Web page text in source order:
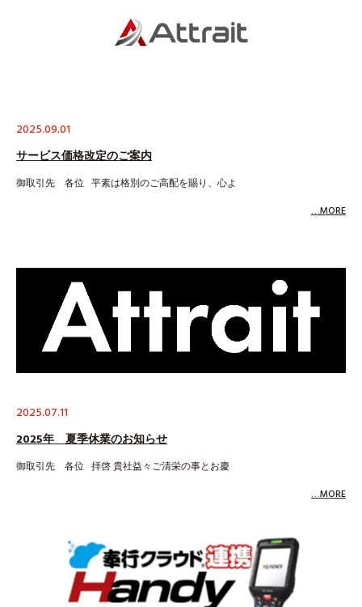
2025.09.01
サービス価格改定のご案内
御取引先 各位 平素は格別のご高配を賜り、心よ
…MORE
2025.07.11
2025年 夏季休業のお知らせ
御取引先 各位 拝啓 貴社益々ご清栄の事とお慶
…MORE